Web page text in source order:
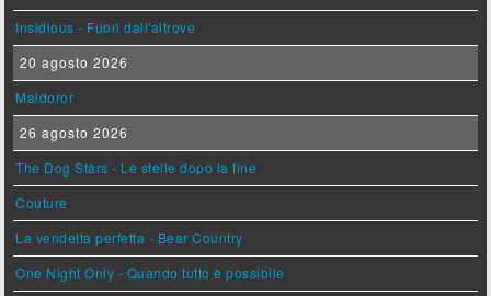
Insidious - Fuori dall'altrove
20 agosto 2026
Maldoror
26 agosto 2026
The Dog Stars - Le stelle dopo la fine
Couture
La vendetta perfetta - Bear Country
One Night Only - Quando tutto è possibile